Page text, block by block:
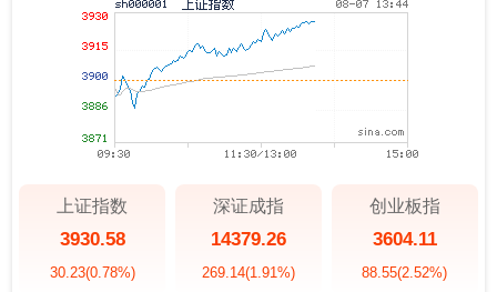
上证指数
3930.58
30.23(0.78%)
深证成指
14379.26
269.14(1.91%)
创业板指
3604.11
88.55(2.52%)